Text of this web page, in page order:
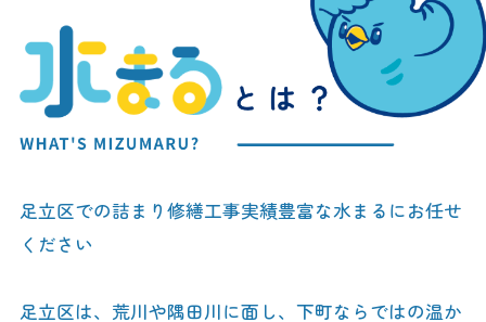
足立区での詰まり修繕工事実績豊富な水まるにお任せ
ください
足立区は、荒川や隅田川に面し、下町ならではの温か